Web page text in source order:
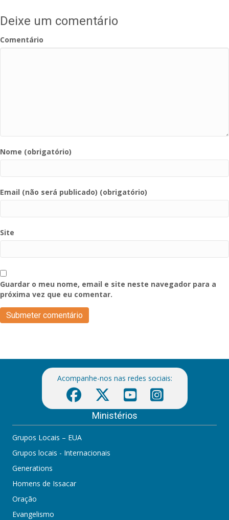
Deixe um comentário
Comentário
Nome (obrigatório)
Email (não será publicado) (obrigatório)
Site
Guardar o meu nome, email e site neste navegador para a
próxima vez que eu comentar.
Acompanhe-nos nas redes sociais:
Ministérios
Grupos Locais – EUA
Grupos locais - Internacionais
Generations
Homens de Issacar
Oração
Evangelismo